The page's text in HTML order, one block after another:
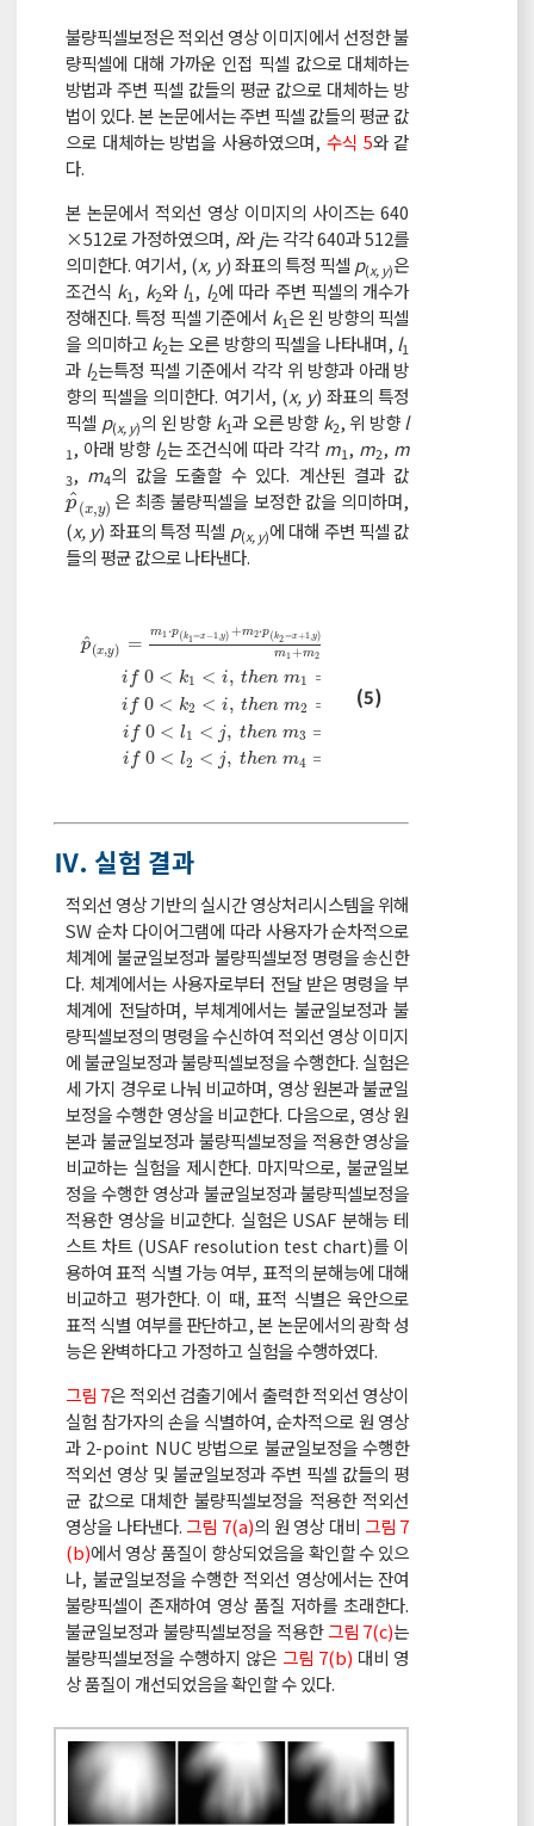
불량픽셀보정은 적외선 영상 이미지에서 선정한 불
량픽셀에 대해 가까운 인접 픽셀 값으로 대체하는
방법과 주변 픽셀 값들의 평균 값으로 대체하는 방
법이 있다. 본 논문에서는 주변 픽셀 값들의 평균 값
으로 대체하는 방법을 사용하였으며, 수식 5와 같
다.
본 논문에서 적외선 영상 이미지의 사이즈는 640
×512로 가정하였으며, i와j는 각각 640과 512를
의미한다. 여기서, (x, y) 좌표의 특정 픽셀 p(x, y)은
조건식 k1 , k2와 l1 , l2에 따라 주변 픽셀의 개수가
정해진다. 특정 픽셀 기준에서 k1은 왼 방향의 픽셀
을 의미하고k2는 오른 방향의 픽셀을 나타내며, l1
과 l2는특정 픽셀 기준에서 각각 위 방향과 아래 방
향의 픽셀을 의미한다. 여기서, (x, y) 좌표의 특정
픽셀 p(x, y)의 왼 방향 k1과 오른 방향 k2, 위 방향l
1 , 아래 방향 l2는 조건식에 따라 각각 m1 , m2, m
3, m4의 값을 도출할 수 있다. 계산된 결과 값
p
ˆ(x,y)
p^(x,y)
은 최종 불량픽셀을 보정한 값을 의미하며,
(x, y) 좌표의 특정 픽셀 p(x, y)에 대해 주변 픽셀 값
들의 평균 값으로 나타낸다.
p
ˆ(x,y) =
m1 ⋅p(k1=x −1,y) +m2⋅p(k2=x+1,y)
m1 +m2
i f 0 < k1 < i, then m1 =
i f 0 < k2 < i, then m2 = els
i f 0 < l1 < j, then m3 =
i f 0 < l2 < j, then m4 =
y=m 1⋅ pk = x- 1,y+m2 x+1
(5)
Ⅳ. 실험 결과
적외선 영상 기반의 실시간 영상처리시스템을 위해
SW 순차 다이어그램에 따라 사용자가 순차적으로
체계에 불균일보정과 불량픽셀보정 명령을 송신한
다. 체계에서는 사용자로부터 전달 받은 명령을 부
체계에 전달하며, 부체계에서는 불균일보정과 불
량픽셀보정의 명령을 수신하여 적외선 영상 이미지
에 불균일보정과 불량픽셀보정을 수행한다. 실험은
세 가지 경우로 나눠 비교하며, 영상 원본과 불균일
보정을 수행한 영상을 비교한다. 다음으로, 영상 원
본과 불균일보정과 불량픽셀보정을 적용한 영상을
비교하는 실험을 제시한다. 마지막으로, 불균일보
정을 수행한 영상과 불균일보정과 불량픽셀보정을
적용한 영상을 비교한다. 실험은 USAF 분해능 테
스트 차트 (USAF resolution test chart)를 이
용하여 표적 식별 가능 여부, 표적의 분해능에 대해
비교하고 평가한다. 이 때, 표적 식별은 육안으로
표적 식별 여부를 판단하고, 본 논문에서의 광학 성
능은 완벽하다고 가정하고 실험을 수행하였다.
그림 7은 적외선 검출기에서 출력한 적외선 영상이
실험 참가자의 손을 식별하여, 순차적으로 원 영상
과 2-point NUC 방법으로 불균일보정을 수행한
적외선 영상 및 불균일보정과 주변 픽셀 값들의 평
균 값으로 대체한 불량픽셀보정을 적용한 적외선
영상을 나타낸다. 그림 7(a)의 원 영상 대비 그림 7
(b)에서 영상 품질이 향상되었음을 확인할 수 있으
나, 불균일보정을 수행한 적외선 영상에서는 잔여
불량픽셀이 존재하여 영상 품질 저하를 초래한다.
불균일보정과 불량픽셀보정을 적용한그림 7(c)는
불량픽셀보정을 수행하지 않은 그림 7(b) 대비 영
상 품질이 개선되었음을 확인할 수 있다.